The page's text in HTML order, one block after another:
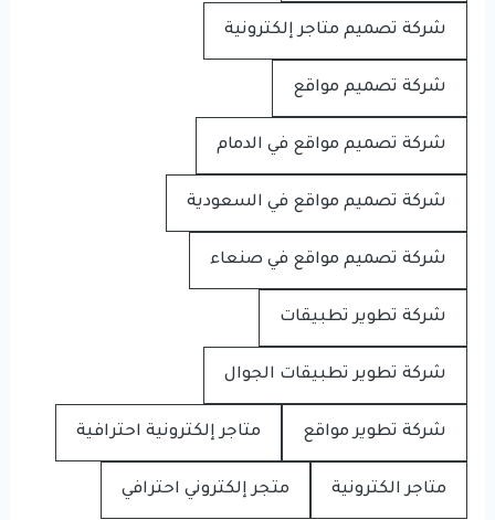
شركة تصميم متاجر إلكترونية
شركة تصميم مواقع
شركة تصميم مواقع في الدمام
شركة تصميم مواقع في السعودية
شركة تصميم مواقع في صنعاء
شركة تطوير تطبيقات
شركة تطوير تطبيقات الجوال
شركة تطوير مواقع متاجر إلكترونية احترافية
متاجر الكترونية متجر إلكتروني احترافي